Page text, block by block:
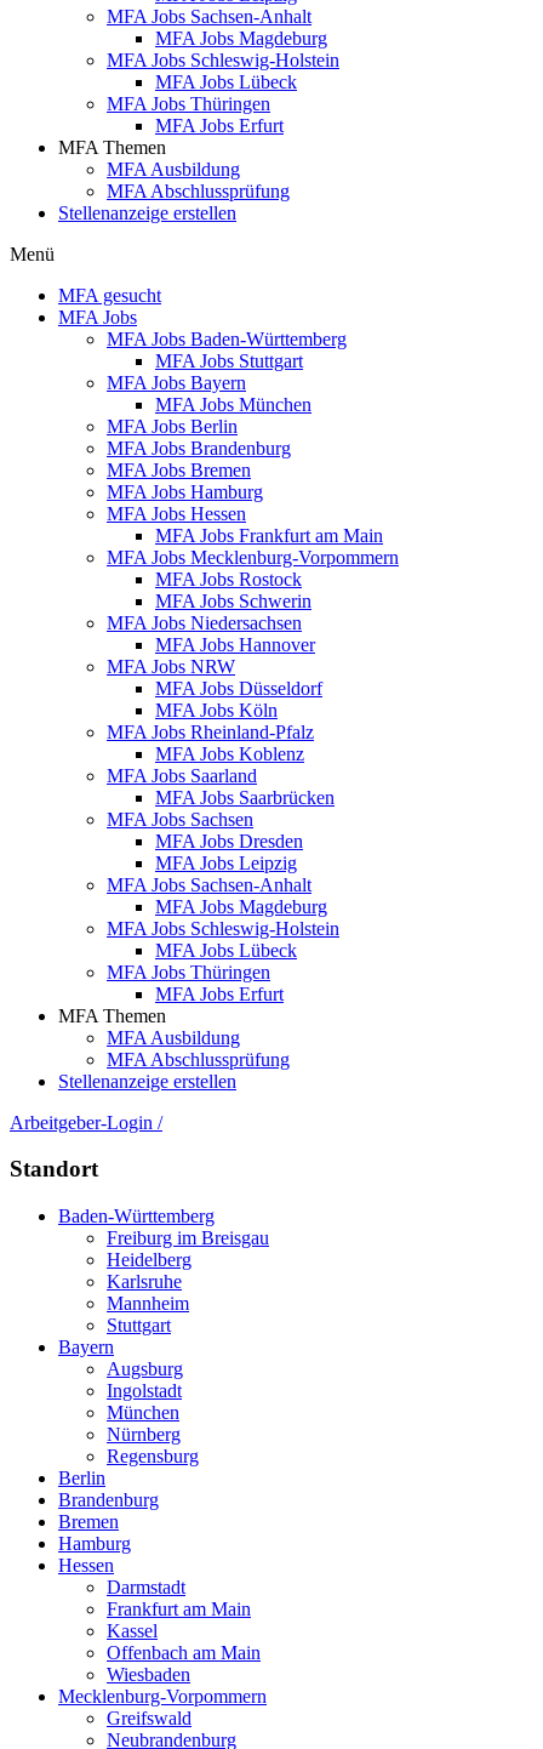
MFA Jobs Sachsen-Anhalt
MFA Jobs Magdeburg
MFA Jobs Schleswig-Holstein
MFA Jobs Lübeck
MFA Jobs Thüringen
MFA Jobs Erfurt
MFA Themen
MFA Ausbildung
MFA Abschlussprüfung
Stellenanzeige erstellen
Menü
MFA gesucht
MFA Jobs
MFA Jobs Baden-Württemberg
MFA Jobs Stuttgart
MFA Jobs Bayern
MFA Jobs München
MFA Jobs Berlin
MFA Jobs Brandenburg
MFA Jobs Bremen
MFA Jobs Hamburg
MFA Jobs Hessen
MFA Jobs Frankfurt am Main
MFA Jobs Mecklenburg-Vorpommern
MFA Jobs Rostock
MFA Jobs Schwerin
MFA Jobs Niedersachsen
MFA Jobs Hannover
MFA Jobs NRW
MFA Jobs Düsseldorf
MFA Jobs Köln
MFA Jobs Rheinland-Pfalz
MFA Jobs Koblenz
MFA Jobs Saarland
MFA Jobs Saarbrücken
MFA Jobs Sachsen
MFA Jobs Dresden
MFA Jobs Leipzig
MFA Jobs Sachsen-Anhalt
MFA Jobs Magdeburg
MFA Jobs Schleswig-Holstein
MFA Jobs Lübeck
MFA Jobs Thüringen
MFA Jobs Erfurt
MFA Themen
MFA Ausbildung
MFA Abschlussprüfung
Stellenanzeige erstellen
Arbeitgeber-Login /
Standort
Baden-Württemberg
Freiburg im Breisgau
Heidelberg
Karlsruhe
Mannheim
Stuttgart
Bayern
Augsburg
Ingolstadt
München
Nürnberg
Regensburg
Berlin
Brandenburg
Bremen
Hamburg
Hessen
Darmstadt
Frankfurt am Main
Kassel
Offenbach am Main
Wiesbaden
Mecklenburg-Vorpommern
Greifswald
Neubrandenburg